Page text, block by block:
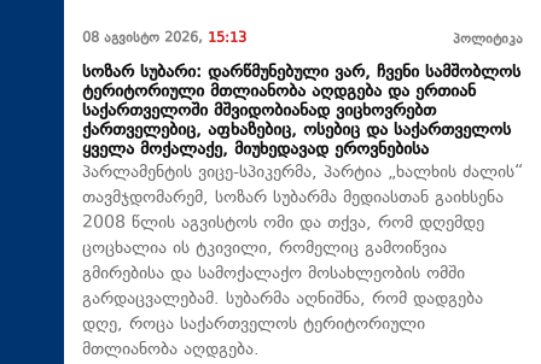
08 აგვისტო 2026, 15:13 პოლიტიკა
სოზარ სუბარი: დარწმუნებული ვარ, ჩვენი სამშობლოს
ტერიტორიული მთლიანობა აღდგება და ერთიან
საქართველოში მშვიდობიანად ვიცხოვრებთ
ქართველებიც, აფხაზებიც, ოსებიც და საქართველოს
ყველა მოქალაქე, მიუხედავად ეროვნებისა
პარლამენტის ვიცე-სპიკერმა, პარტია „ხალხის ძალის“
თავმჯდომარემ, სოზარ სუბარმა მედიასთან გაიხსენა
2008 წლის აგვისტოს ომი და თქვა, რომ დღემდე
ცოცხალია ის ტკივილი, რომელიც გამოიწვია
გმირებისა და სამოქალაქო მოსახლეობის ომში
გარდაცვალებამ. სუბარმა აღნიშნა, რომ დადგება
დღე, როცა საქართველოს ტერიტორიული
მთლიანობა აღდგება.